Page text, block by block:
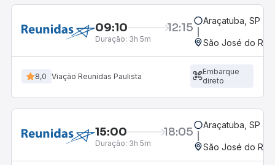
09:10 12:15
Duração: 3h 5m
Araçatuba, SP -
São José do Rio
8,0 Viação Reunidas Paulista
Embarque
direto
15:00 18:05
Duração: 3h 5m
Araçatuba, SP -
São José do Rio